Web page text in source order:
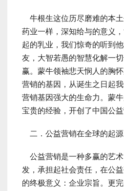
牛根生这位历尽磨难的本
药业一样，深知给与的意义
起的乳业，我们惊奇的听到
友，大智若愚的智慧化解一
赢。蒙牛领袖悲天悯人的胸
营销的基因，从诞生之日起
营销基因强大的生命力。蒙牛
宝贵的经验，开创了中国公益
二．公益营销在全球的起源
公益营销是一种多赢的艺
发，承担起社会责任，在公
的终极意义：企业宗旨。更